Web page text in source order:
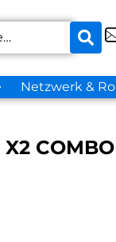
Netzwerk &